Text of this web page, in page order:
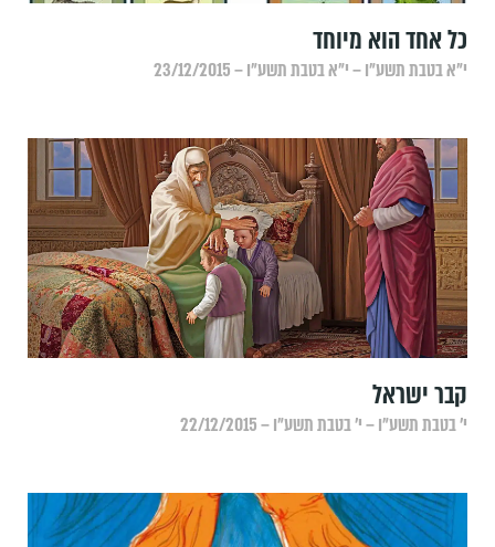
כל אחד הוא מיוחד
י״א בטבת תשע״ו – י״א בטבת תשע״ו – 23/12/2015
קבר ישראל
י׳ בטבת תשע״ו – י׳ בטבת תשע״ו – 22/12/2015